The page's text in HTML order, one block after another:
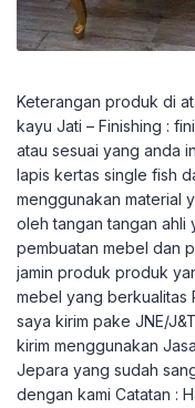
Keterangan produk di
kayu Jati – Finishing :
atau sesuai yang anda
lapis kertas single fish
menggunakan material
oleh tangan tangan ahli
pembuatan mebel dan
jamin produk produk
mebel yang berkualitas
saya kirim pake JNE/
kirim menggunakan
Jepara yang sudah
dengan kami Catatan :